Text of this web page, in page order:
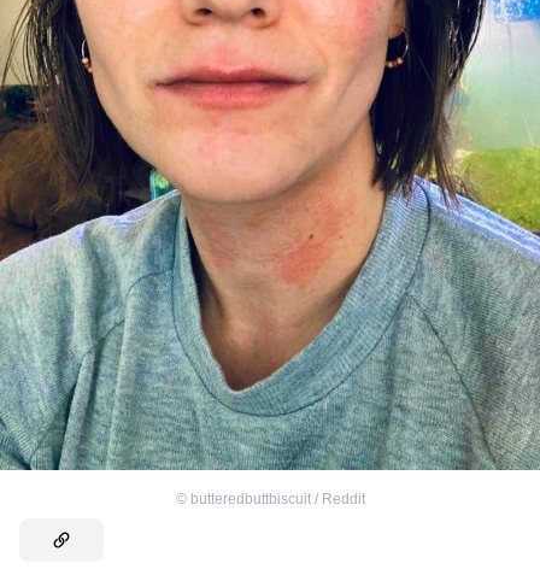
© butteredbuttbiscuit / Reddit